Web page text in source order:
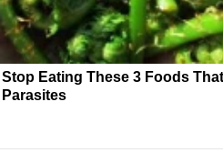
Stop Eating These 3 Foods
Parasites